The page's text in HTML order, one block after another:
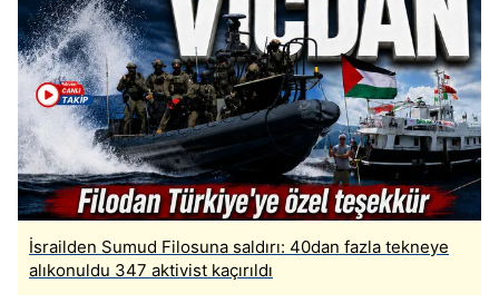
İsrailden Sumud Filosuna saldırı: 40dan fazla tekneye
alıkonuldu 347 aktivist kaçırıldı